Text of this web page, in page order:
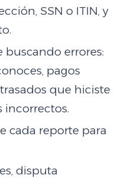
SSN o ITIN, y
buscando errores:
pagos
que hiciste
incorrectos.
cada reporte para
disputa